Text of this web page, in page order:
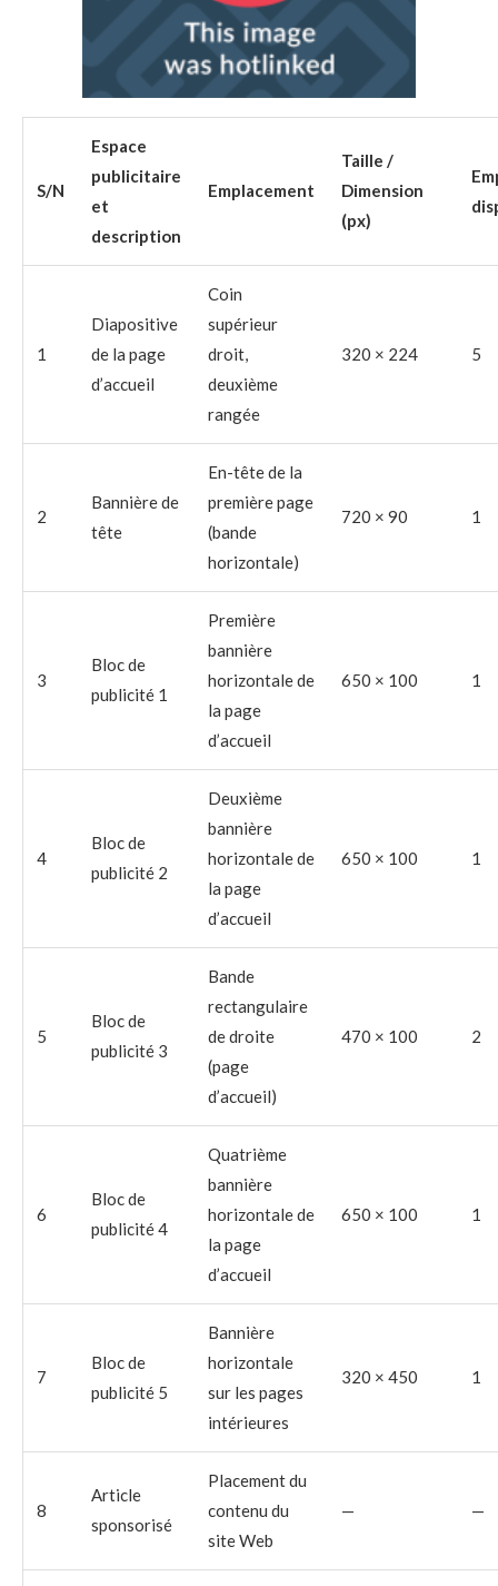
S/N
Espace
publicitaire
et
description
Emplacement
Taille /
Dimension
(px)
1
Diapositive
de la page
d’accueil
Coin
supérieur
droit,
deuxième
rangée
320 × 224 5
2
Bannière de
tête
En-tête de la
première page
(bande
horizontale)
720 × 90 1
3
Bloc de
publicité 1
Première
bannière
horizontale de
la page
d’accueil
650 × 100 1
4
Bloc de
publicité 2
Deuxième
bannière
horizontale de
la page
d’accueil
650 × 100 1
5
Bloc de
publicité 3
Bande
rectangulaire
de droite
(page
d’accueil)
470 × 100 2
6
Bloc de
publicité 4
Quatrième
bannière
horizontale de
la page
d’accueil
650 × 100 1
7
Bloc de
publicité 5
Bannière
horizontale
sur les pages
intérieures
320 × 450 1
8
Article
sponsorisé
Placement du
contenu du
site Web
— —